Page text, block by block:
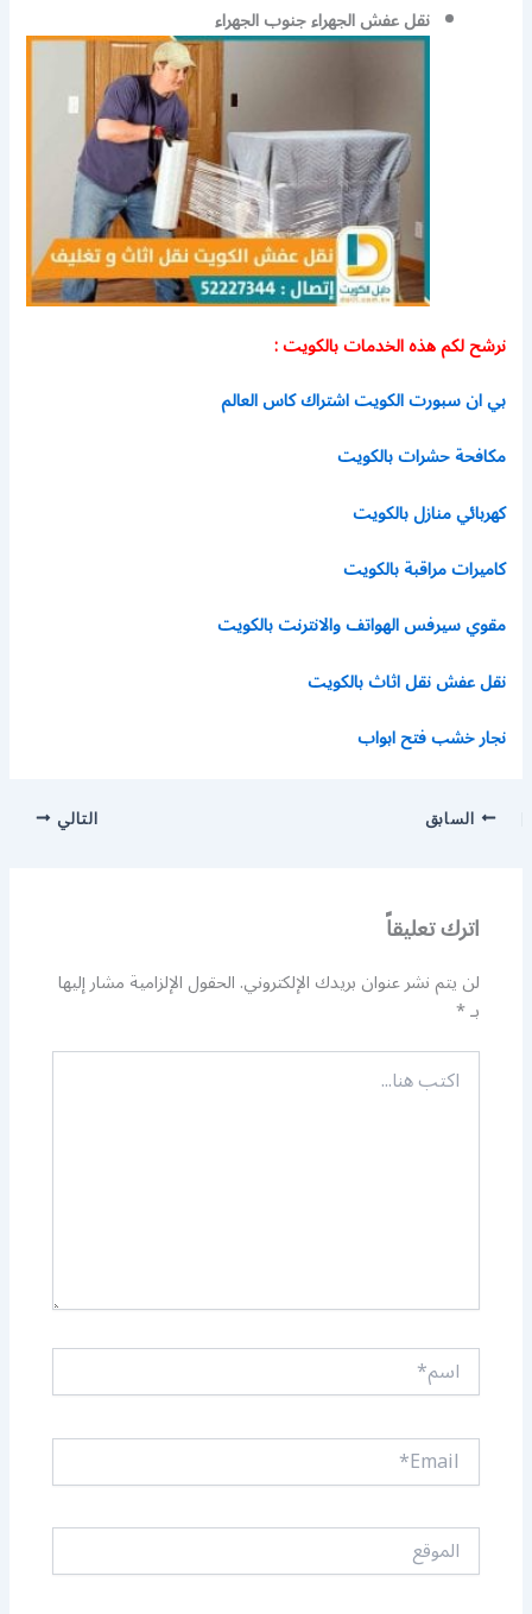
نقل عفش الجهراء جنوب الجهراء
نرشح لكم هذه الخدمات بالكويت :
بي ان سبورت الكويت اشتراك كاس العالم
مكافحة حشرات بالكويت
كهربائي منازل بالكويت
كاميرات مراقبة بالكويت
مقوي سيرفس الهواتف والانترنت بالكويت
نقل عفش نقل اثاث بالكويت
نجار خشب فتح ابواب
السابق التالي
اترك تعليقاً
لن يتم نشر عنوان بريدك الإلكتروني.الحقول الإلزامية مشار إليها
بـ*
اكتب
هنا...
اسم*
Email*
الموقع